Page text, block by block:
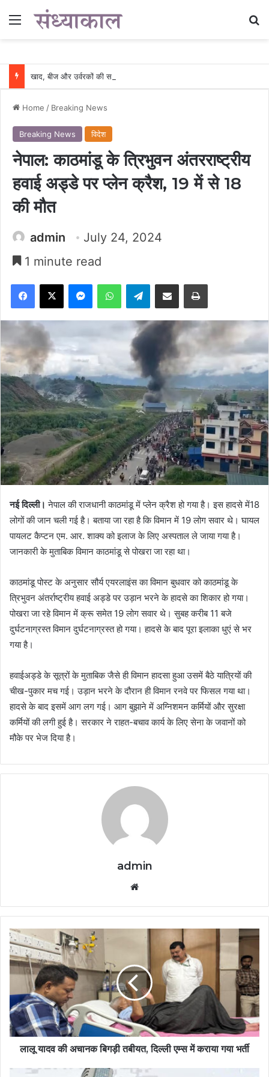
Menu
Home / Breaking News
Breaking News विदेश
नेपाल: काठमांडू के त्रिभुवन अंतरराष्ट्रीय
हवाई अड्डे पर प्लेन क्रैश, 19 में से 18
की मौत
admin
July 24, 2024
1 minute read
Facebook
X MessengerWhatsAppTelegramShare via Email Print
नई दिल्ली। नेपाल की राजधानी काठमांडू में प्लेन क्रैश हो गया है। इस हादसे में18
लोगों की जान चली गई है। बताया जा रहा है कि विमान में 19 लोग सवार थे। घायल
पायलट कैप्टन एम. आर. शाक्य को इलाज के लिए अस्पताल ले जाया गया है।
जानकारी के मुताबिक विमान काठमांडू से पोखरा जा रहा था।
काठमांडू पोस्ट के अनुसार सौर्य एयरलाइंस का विमान बुधवार को काठमांडू के
त्रिभुवन अंतर्राष्ट्रीय हवाई अड्डे पर उड़ान भरने के हादसे का शिकार हो गया।
पोखरा जा रहे विमान में क्रू समेत 19 लोग सवार थे। सुबह करीब 11 बजे
दुर्घटनाग्रस्त विमान दुर्घटनाग्रस्त हो गया। हादसे के बाद पूरा इलाका धुएं से भर
गया है।
हवाईअड्डे के सूत्रों के मुताबिक जैसे ही विमान हादसा हुआ उसमें बैठे यात्रियों की
चीख-पुकार मच गई। उड़ान भरने के दौरान ही विमान रनवे पर फिसल गया था।
हादसे के बाद इसमें आग लग गई। आग बुझाने में अग्निशमन कर्मियों और सुरक्षा
कर्मियों की लगी हुई है। सरकार ने राहत-बचाव कार्य के लिए सेना के जवानों को
मौके पर भेज दिया है।
admin
लालू यादव की अचानक बिगड़ी तबीयत, दिल्ली एम्स में कराया गया भर्ती